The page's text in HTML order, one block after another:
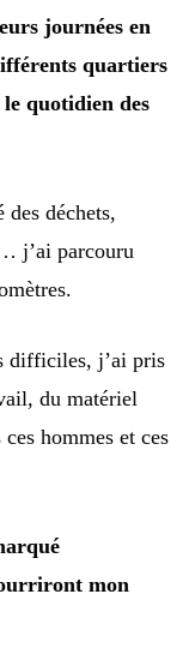
journées en
quartiers
quotidien des
des déchets,
j’ai parcouru
difficiles, j’ai pris
du matériel
hommes et ces
mon